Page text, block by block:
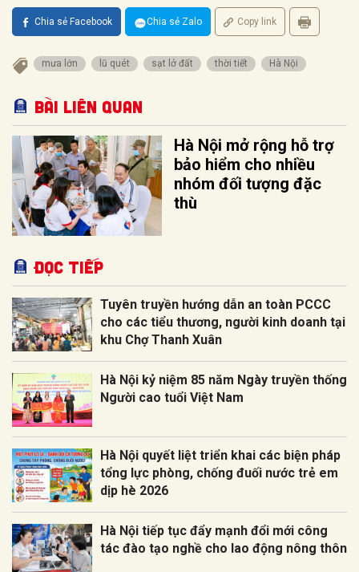
Chia sẻ Facebook Chia sẻ Zalo Copy link
mưa lớn lũ quét sạt lở đất thời tiết Hà Nội
Bài liên quan
Hà Nội mở rộng hỗ trợ
bảo hiểm cho nhiều
nhóm đối tượng đặc
thù
Đọc tiếp
Tuyên truyền hướng dẫn an toàn PCCC
cho các tiểu thương, người kinh doanh tại
khu Chợ Thanh Xuân
Hà Nội kỷ niệm 85 năm Ngày truyền thống
Người cao tuổi Việt Nam
Hà Nội quyết liệt triển khai các biện pháp
tổng lực phòng, chống đuối nước trẻ em
dịp hè 2026
Hà Nội tiếp tục đẩy mạnh đổi mới công
tác đào tạo nghề cho lao động nông thôn